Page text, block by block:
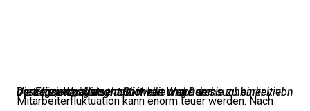
Die Effizienz, Wirtschaftlichkeit und Durchsuchbarkeit von Vertragsmanagement-Software machen sie zu einer viel besseren Wahl als traditionelle Wege der Vertragsverwaltung.
Mitarbeiterfluktuation kann enorm teuer werden. Nach